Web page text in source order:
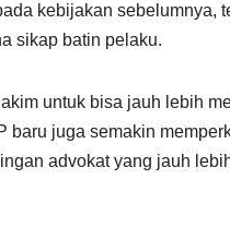
kebijakan sebelumnya,
sikap batin pelaku.
untuk bisa jauh lebih
juga semakin
advokat yang jauh